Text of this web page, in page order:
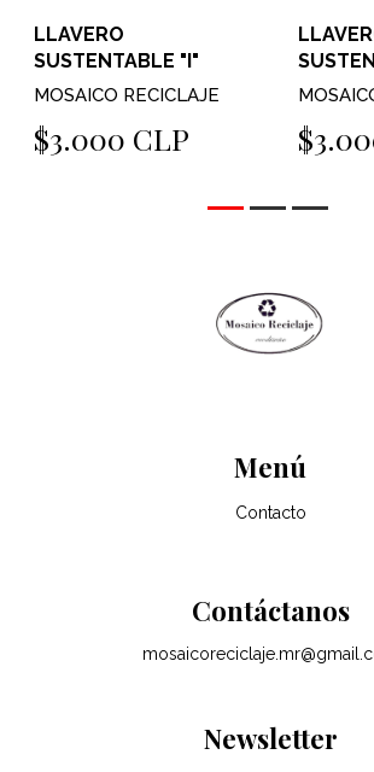
LLAVERO
SUSTENTABLE "I"
MOSAICO RECICLAJE
$3.000 CLP
Menú
Contacto
Contáctanos
Newsletter